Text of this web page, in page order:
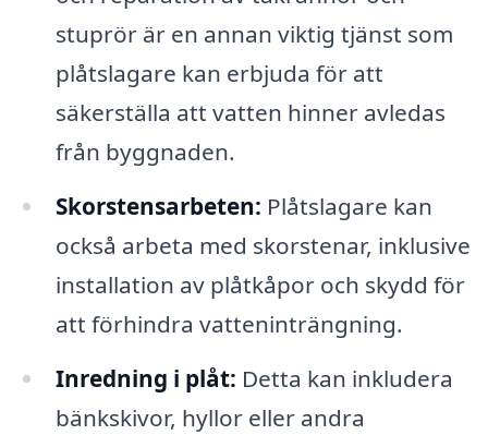
stuprör är en annan viktig tjänst som
plåtslagare kan erbjuda för att
säkerställa att vatten hinner avledas
från byggnaden.
Skorstensarbeten: Plåtslagare kan
också arbeta med skorstenar, inklusive
installation av plåtkåpor och skydd för
att förhindra vatteninträngning.
Inredning i plåt: Detta kan inkludera
bänkskivor, hyllor eller andra